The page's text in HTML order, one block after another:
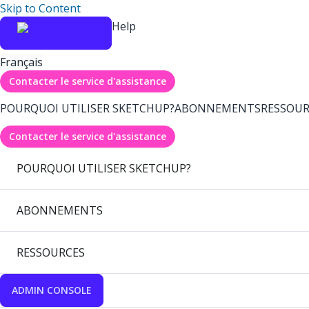
Skip to Content
Help
Français
Contacter le service d'assistance
POURQUOI UTILISER SKETCHUP?ABONNEMENTS
Contacter le service d'assistance
POURQUOI UTILISER SKETCHUP?
ABONNEMENTS
RESSOURCES
ADMIN CONSOLE